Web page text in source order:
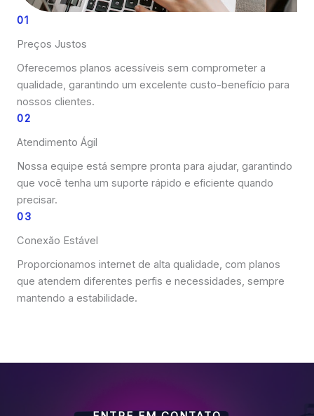
01
Preços Justos
Oferecemos planos acessíveis sem comprometer a
qualidade, garantindo um excelente custo-benefício para
nossos clientes.
02
Atendimento Ágil
Nossa equipe está sempre pronta para ajudar, garantindo
que você tenha um suporte rápido e eficiente quando
precisar.
03
Conexão Estável
Proporcionamos internet de alta qualidade, com planos
que atendem diferentes perfis e necessidades, sempre
mantendo a estabilidade.